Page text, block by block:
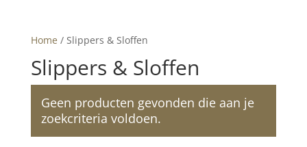
Home / Slippers & Sloffen
Slippers & Sloffen
Geen producten gevonden die aan je
zoekcriteria voldoen.